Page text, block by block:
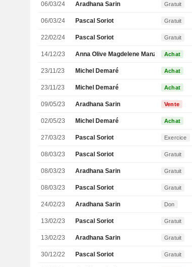
06/03/24 Aradhana Sarin Gratuit
06/03/24 Pascal Soriot Gratuit
22/02/24 Pascal Soriot Gratuit
14/12/23 Anna Olive Magdelene Manz Achat
23/11/23 Michel Demaré Achat
23/11/23 Michel Demaré Achat
09/05/23 Aradhana Sarin Vente
02/05/23 Michel Demaré Achat
27/03/23 Pascal Soriot Exercice
08/03/23 Pascal Soriot Gratuit
08/03/23 Aradhana Sarin Gratuit
08/03/23 Pascal Soriot Gratuit
24/02/23 Aradhana Sarin Don
13/02/23 Pascal Soriot Gratuit
13/02/23 Aradhana Sarin Gratuit
30/12/22 Pascal Soriot Gratuit